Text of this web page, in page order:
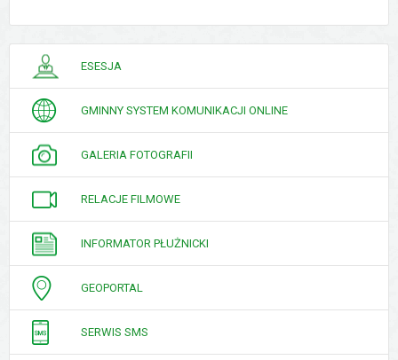
PORADNIK
INTERESANTA
ESESJA
GMINNY SYSTEM KOMUNIKACJI ONLINE
GALERIA FOTOGRAFII
RELACJE FILMOWE
INFORMATOR PŁUŻNICKI
GEOPORTAL
SERWIS SMS